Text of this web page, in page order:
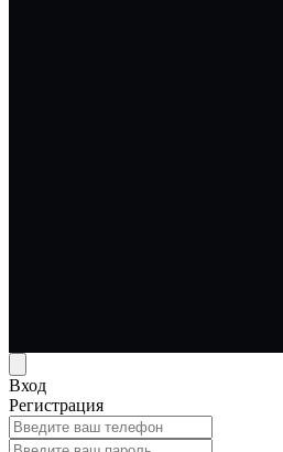
Вход
Регистрация